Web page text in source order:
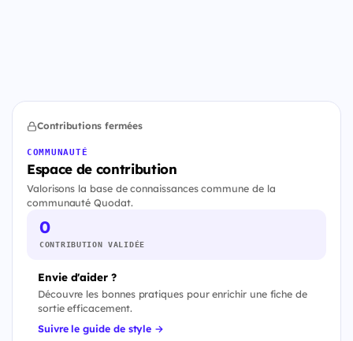
Contributions fermées
COMMUNAUTÉ
Espace de contribution
Valorisons la base de connaissances commune de la
communauté Quodat.
0
CONTRIBUTION VALIDÉE
Envie d'aider ?
Découvre les bonnes pratiques pour enrichir une fiche de
sortie efficacement.
Suivre le guide de style →